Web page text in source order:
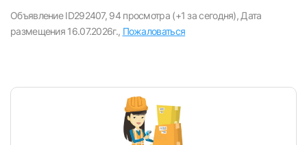
E-mail или Телефон
Объявление ID292407, 94 просмотра (+1 за сегодня), Дата
размещения 16.07.2026г., Пожаловаться